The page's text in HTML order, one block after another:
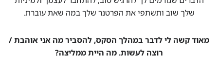
שלך שוב ותשתפי את הפרטנר שלך במה שאת עוברת.
מאוד קשה לי לדבר במהלך הסקס, להסביר מה אני אוהבת /
רוצה לעשות. מה היית ממליצה?